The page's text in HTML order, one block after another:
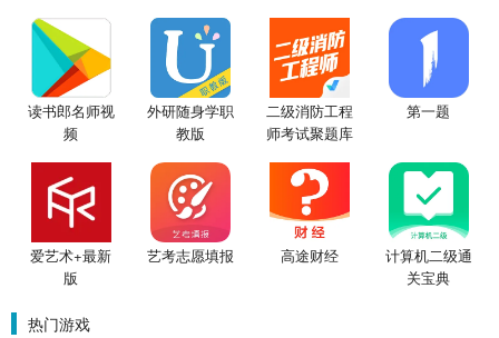
读书郎名师视
频
外研随身学职
教版
二级消防工程
师考试聚题库
第一题
爱艺术+最新
版
艺考志愿填报 高途财经
计算机二级通
关宝典
热门游戏